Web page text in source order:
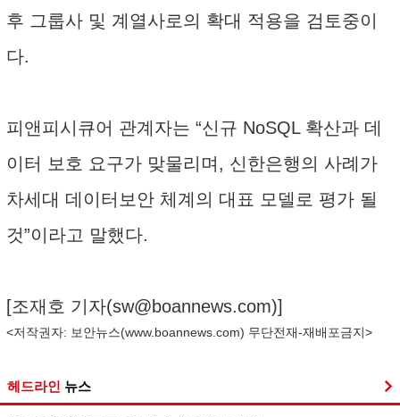
후 그룹사 및 계열사로의 확대 적용을 검토중이
다.
피앤피시큐어 관계자는 “신규 NoSQL 확산과 데
이터 보호 요구가 맞물리며, 신한은행의 사례가
차세대 데이터보안 체계의 대표 모델로 평가 될
것”이라고 말했다.
[조재호 기자(sw@boannews.com)]
<저작권자: 보안뉴스(www.boannews.com) 무단전재-재배포금지>
헤드라인 뉴스